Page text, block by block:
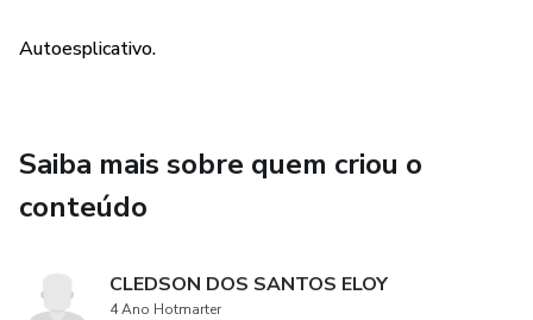
Autoesplicativo.
Saiba mais sobre quem criou o
conteúdo
CLEDSON DOS SANTOS ELOY
4 Ano Hotmarter